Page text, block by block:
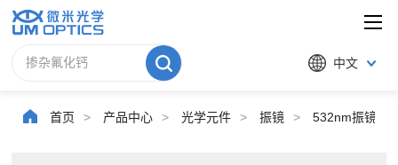
中文
首页 > 产品中心 > 光学元件 > 振镜 > 532nm振镜系